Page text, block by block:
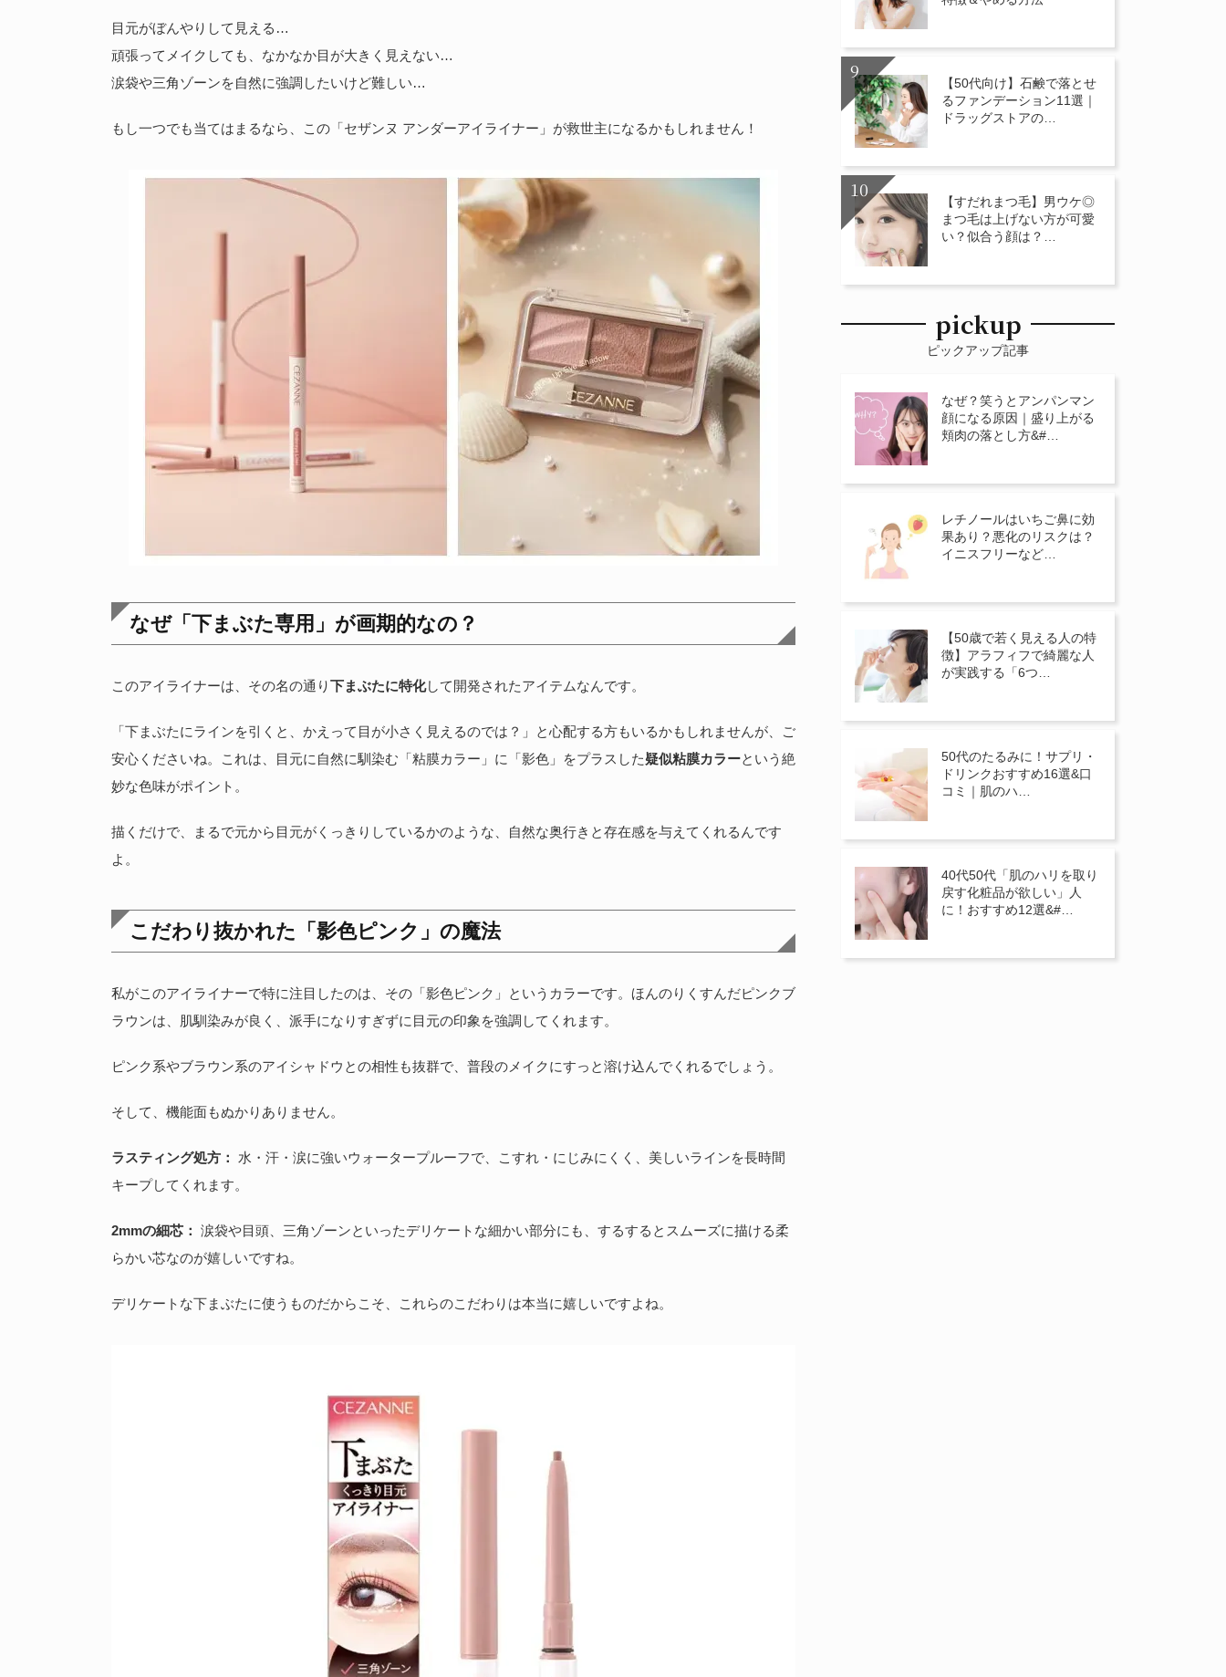
目元がぼんやりして見える…
頑張ってメイクしても、なかなか目が大きく見えない…
涙袋や三角ゾーンを自然に強調したいけど難しい…
もし一つでも当てはまるなら、この「セザンヌ アンダーアイライナー」が救世主になるかもしれません！
なぜ「下まぶた専用」が画期的なの？
このアイライナーは、その名の通り下まぶたに特化して開発されたアイテムなんです。
「下まぶたにラインを引くと、かえって目が小さく見えるのでは？」と心配する方もいるかもしれませんが、ご
安心くださいね。これは、目元に自然に馴染む「粘膜カラー」に「影色」をプラスした疑似粘膜カラーという絶
妙な色味がポイント。
描くだけで、まるで元から目元がくっきりしているかのような、自然な奥行きと存在感を与えてくれるんです
よ。
こだわり抜かれた「影色ピンク」の魔法
私がこのアイライナーで特に注目したのは、その「影色ピンク」というカラーです。ほんのりくすんだピンクブ
ラウンは、肌馴染みが良く、派手になりすぎずに目元の印象を強調してくれます。
ピンク系やブラウン系のアイシャドウとの相性も抜群で、普段のメイクにすっと溶け込んでくれるでしょう。
そして、機能面もぬかりありません。
ラスティング処方：
水・汗・涙に強いウォータープルーフで、こすれ・にじみにくく、美しいラインを長時間
キープしてくれます。
2mmの細芯： 涙袋や目頭、三角ゾーンといったデリケートな細かい部分にも、するするとスムーズに描ける柔
らかい芯なのが嬉しいですね。
デリケートな下まぶたに使うものだからこそ、これらのこだわりは本当に嬉しいですよね。
【50代向け】石鹸で落とせ
るファンデーション11選｜
ドラッグストアの…
【すだれまつ毛】男ウケ◎
まつ毛は上げない方が可愛
い？似合う顔は？…
pickup
ピックアップ記事
なぜ？笑うとアンパンマン
顔になる原因｜盛り上がる
頬肉の落とし方&#…
レチノールはいちご鼻に効
果あり？悪化のリスクは？
イニスフリーなど…
【50歳で若く見える人の特
徴】アラフィフで綺麗な人
が実践する「6つ…
50代のたるみに！サプリ・
ドリンクおすすめ16選&口
コミ｜肌のハ…
40代50代「肌のハリを取り
戻す化粧品が欲しい」人
に！おすすめ12選&#…